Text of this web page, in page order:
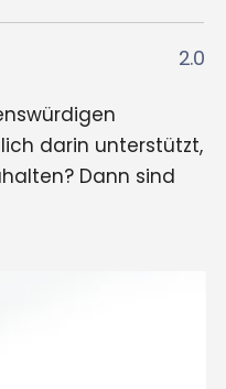
2.0
darin unterstützt,
Dann sind